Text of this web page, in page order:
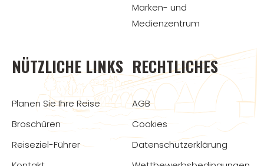
Marken- und
Medienzentrum
NÜTZLICHE LINKS
Planen Sie Ihre Reise
Broschüren
Reiseziel-Führer
RECHTLICHES
AGB
Cookies
Datenschutzerklärung